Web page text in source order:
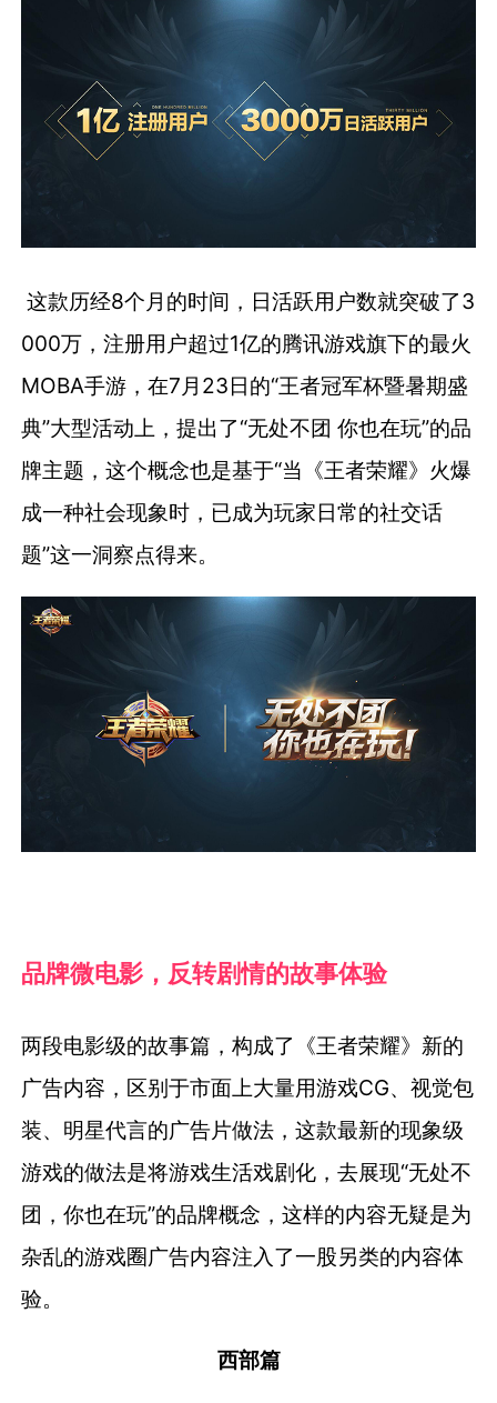
这款历经8个月的时间，日活跃用户数就突破了3
000万，注册用户超过1亿的腾讯游戏旗下的最火
MOBA手游，在7月23日的“王者冠军杯暨暑期盛
典”大型活动上，提出了“无处不团 你也在玩”的品
牌主题，这个概念也是基于“当《王者荣耀》火爆
成一种社会现象时，已成为玩家日常的社交话
题”这一洞察点得来。
品牌微电影，反转剧情的故事体验
两段电影级的故事篇，构成了《王者荣耀》新的
广告内容，区别于市面上大量用游戏CG、视觉包
装、明星代言的广告片做法，这款最新的现象级
游戏的做法是将游戏生活戏剧化，去展现“无处不
团，你也在玩”的品牌概念，这样的内容无疑是为
杂乱的游戏圈广告内容注入了一股另类的内容体
验。
西部篇